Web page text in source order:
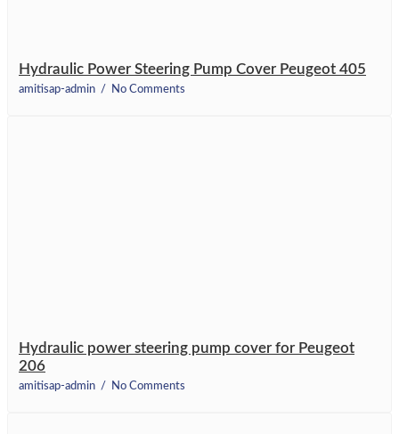
Hydraulic Power Steering Pump Cover Peugeot 405
amitisap-admin No Comments
Hydraulic power steering pump cover for Peugeot
206
amitisap-admin No Comments